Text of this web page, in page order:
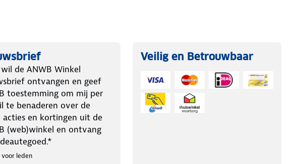
de ANWB Winkel
ontvangen en geef
toestemming om mij per
te benaderen over de
acties en kortingen uit de
(web)winkel en ontvang
voor leden
Veilig en Betrouwbaar